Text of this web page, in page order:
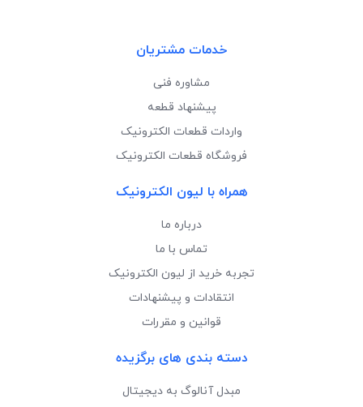
خدمات مشتریان
مشاوره فنی
پیشنهاد قطعه
واردات قطعات الکترونیک
فروشگاه قطعات الکترونیک
همراه با لیون الکترونیک
درباره ما
تماس با ما
تجربه خرید از لیون الکترونیک
انتقادات و پیشنهادات
قوانین و مقررات
دسته بندی های برگزیده
مبدل آنالوگ به دیجیتال